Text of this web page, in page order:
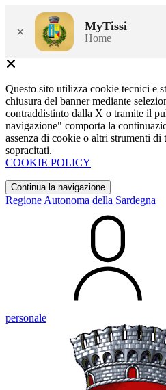
× MyTissi
Home
Questo sito utilizza cookie tecnici e
chiusura del banner mediante
contraddistinto dalla X o tramite il
navigazione" comporta la
assenza di cookie o altri strumenti
sopracitati.
COOKIE POLICY
Continua la navigazione
Regione Autonoma della Sardegna
personale